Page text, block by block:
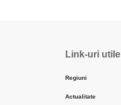
Link-uri utile
Regiuni
Actualitate